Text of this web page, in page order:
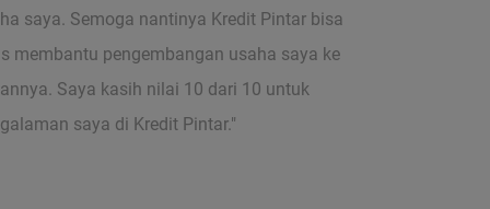
saya. Semoga nantinya Kredit Pintar bisa
membantu pengembangan usaha saya ke
Saya kasih nilai 10 dari 10 untuk
saya di Kredit Pintar."